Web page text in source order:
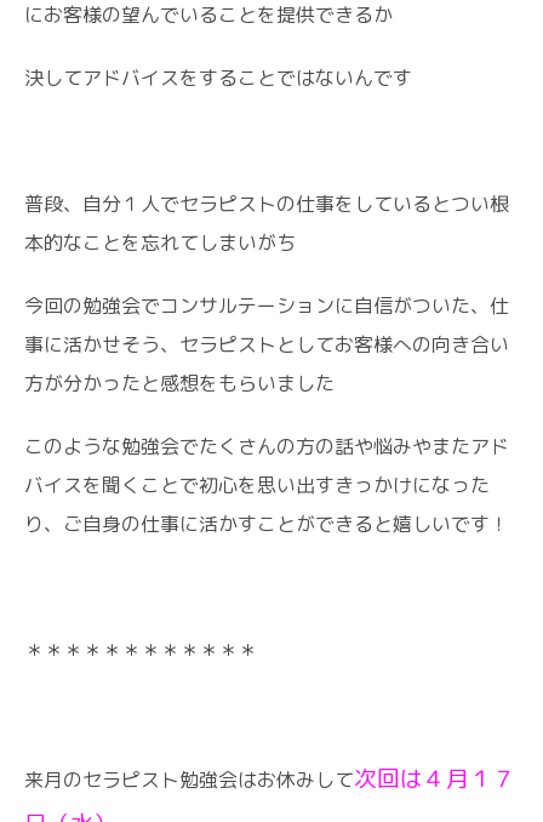
にお客様の望んでいることを提供できるか
決してアドバイスをすることではないんです
普段、自分１人でセラピストの仕事をしているとつい根
本的なことを忘れてしまいがち
今回の勉強会でコンサルテーションに自信がついた、仕
事に活かせそう、セラピストとしてお客様への向き合い
方が分かったと感想をもらいました
このような勉強会でたくさんの方の話や悩みやまたアド
バイスを聞くことで初心を思い出すきっかけになった
り、ご自身の仕事に活かすことができると嬉しいです！
＊＊＊＊＊＊＊＊＊＊＊＊
来月のセラピスト勉強会はお休みして次回は４月１７